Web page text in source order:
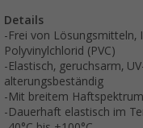
Details
-Frei von Lösungsmitteln,
Polyvinylchlorid (PVC)
-Elastisch, geruchsarm,
alterungsbeständig
-Mit breitem Haftspektrum
-Dauerhaft elastisch im